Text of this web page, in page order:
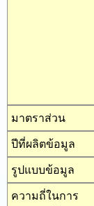
มาตราส่วน
ปีที่ผลิตข้อมูล
รูปแบบข้อมูล
ความถี่ในการ